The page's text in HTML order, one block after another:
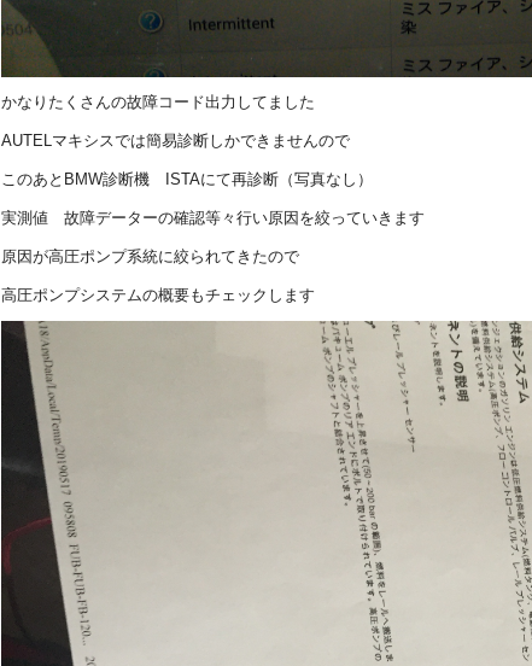
かなりたくさんの故障コード出力してました
AUTELマキシスでは簡易診断しかできませんので
このあとBMW診断機 ISTAにて再診断（写真なし）
実測値 故障データーの確認等々行い原因を絞っていきます
原因が高圧ポンプ系統に絞られてきたので
高圧ポンプシステムの概要もチェックします